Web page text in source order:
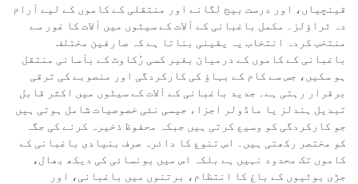
قینچیاں، اور درست بیج لگانے اور منتقلی کے کاموں کے لیے آرام
دہ ٹراؤلز۔ مکمل باغبانی کے آلات کے سیٹوں میں آلات کا غور سے
منتخب کردہ انتخاب یہ یقینی بناتا ہے کہ صارفین مختلف
باغبانی کے کاموں کے درمیان بغیر کسی رُکاوٹ کے بآسانی منتقل
ہو سکیں، جس سے کام کے بہاؤ کی کارکردگی اور منصوبے کی ترقی
برقرار رہتی ہے۔ جدید باغبانی کے آلات کے سیٹوں میں اکثر قابل
تبدیل ہندلز یا ماڈولر اجزاء جیسی نئی خصوصیات شامل ہوتی ہیں
جو کارکردگی کو وسیع کرتی ہیں جبکہ محفوظ ذخیرہ کرنے کی جگہ
کو مختصر رکھتی ہیں۔ اس تنوع کا دائرہ صرف بنیادی باغبانی کے
کاموں تک محدود نہیں ہے بلکہ اس میں بونسائی کی دیکھ بھال،
جڑی بوٹیوں کے باغ کا انتظام، برتنوں میں باغبانی، اور